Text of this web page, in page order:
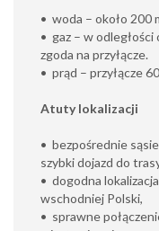
•⁠ ⁠woda – około 200
•⁠ ⁠gaz – w odległości
zgoda na przyłącze.
•⁠ ⁠prąd – przyłącze
Atuty lokalizacji
•⁠ ⁠bezpośrednie
szybki dojazd do
•⁠ ⁠dogodna
wschodniej Polski,
•⁠ ⁠sprawne